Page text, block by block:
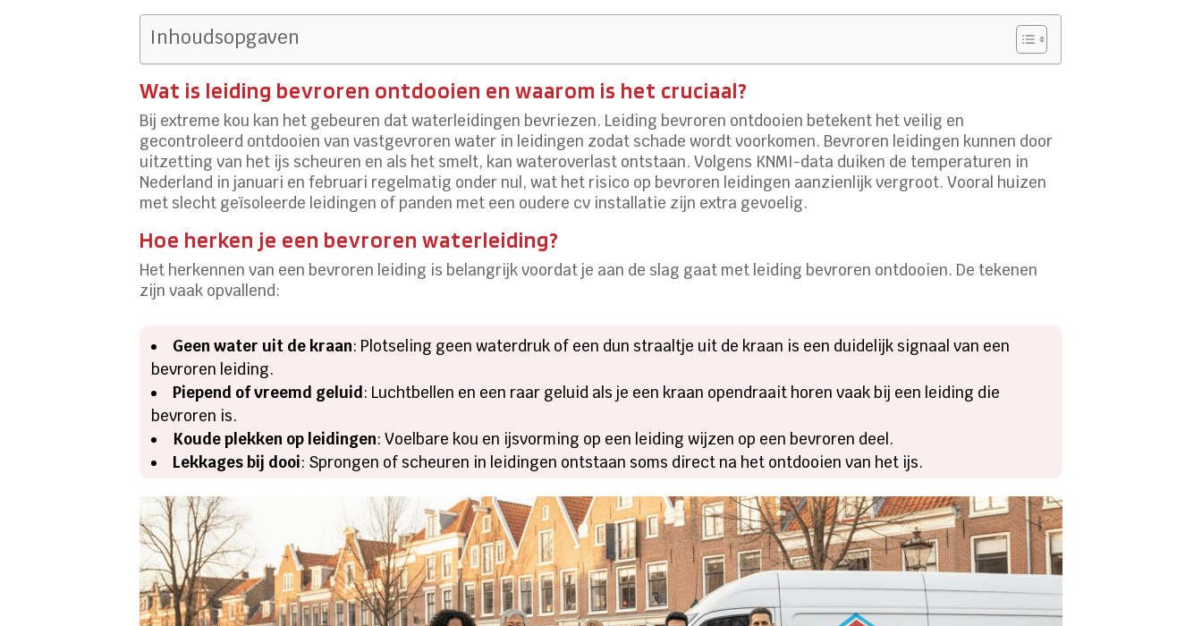
Inhoudsopgaven
Wat is leiding bevroren ontdooien en waarom is het cruciaal?
Bij extreme kou kan het gebeuren dat waterleidingen bevriezen. Leiding bevroren ontdooien betekent het veilig en
gecontroleerd ontdooien van vastgevroren water in leidingen zodat schade wordt voorkomen. Bevroren leidingen kunnen door
uitzetting van het ijs scheuren en als het smelt, kan wateroverlast ontstaan. Volgens KNMI-data duiken de temperaturen in
Nederland in januari en februari regelmatig onder nul, wat het risico op bevroren leidingen aanzienlijk vergroot. Vooral huizen
met slecht geïsoleerde leidingen of panden met een oudere cv installatie zijn extra gevoelig.
Hoe herken je een bevroren waterleiding?
Het herkennen van een bevroren leiding is belangrijk voordat je aan de slag gaat met leiding bevroren ontdooien. De tekenen
zijn vaak opvallend:
Geen water uit de kraan: Plotseling geen waterdruk of een dun straaltje uit de kraan is een duidelijk signaal van een
bevroren leiding.
Piepend of vreemd geluid: Luchtbellen en een raar geluid als je een kraan opendraait horen vaak bij een leiding die
bevroren is.
Koude plekken op leidingen: Voelbare kou en ijsvorming op een leiding wijzen op een bevroren deel.
Lekkages bij dooi: Sprongen of scheuren in leidingen ontstaan soms direct na het ontdooien van het ijs.